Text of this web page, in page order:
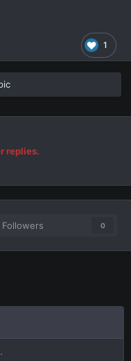
1
replies.
Followers 0